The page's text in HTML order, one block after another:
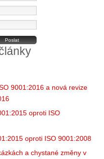
9001:2016 a nová revize
oproti ISO
oproti ISO 9001:2008
a chystané změny v